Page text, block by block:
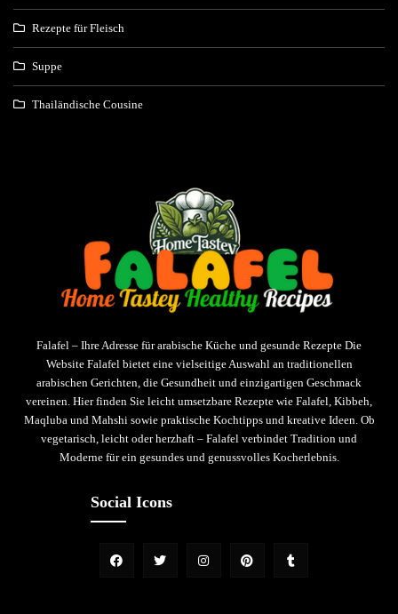
Rezepte für Fleisch
Suppe
Thailändische Cousine
Falafel – Ihre Adresse für arabische Küche und gesunde Rezepte Die
Website Falafel bietet eine vielseitige Auswahl an traditionellen
arabischen Gerichten, die Gesundheit und einzigartigen Geschmack
vereinen. Hier finden Sie leicht umsetzbare Rezepte wie Falafel, Kibbeh,
Maqluba und Mahshi sowie praktische Kochtipps und kreative Ideen. Ob
vegetarisch, leicht oder herzhaft – Falafel verbindet Tradition und
Moderne für ein gesundes und genussvolles Kocherlebnis.
Social Icons